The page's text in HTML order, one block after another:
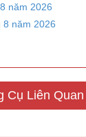
năm 2026
8 năm 2026
Cụ Liên Quan